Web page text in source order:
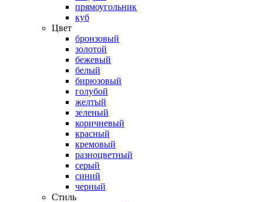
прямоугольник
куб
Цвет
бронзовый
золотой
бежевый
белый
бирюзовый
голубой
желтый
зеленый
коричневый
красный
кремовый
разноцветный
серый
синий
черный
Стиль